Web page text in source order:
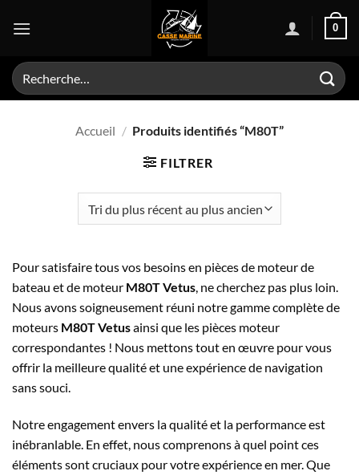
0
Recherche
pour :
Accueil / Produits identifiés “M80T”
FILTRER
Pour satisfaire tous vos besoins en pièces de moteur de
bateau et de moteur M80T Vetus, ne cherchez pas plus loin.
Nous avons soigneusement réuni notre gamme complète de
moteurs M80T Vetusainsi que les pièces moteur
correspondantes ! Nous mettons tout en œuvre pour vous
offrir la meilleure qualité et une expérience de navigation
sans souci.
Notre engagement envers la qualité et la performance est
inébranlable. En effet, nous comprenons à quel point ces
éléments sont cruciaux pour votre expérience en mer. Que